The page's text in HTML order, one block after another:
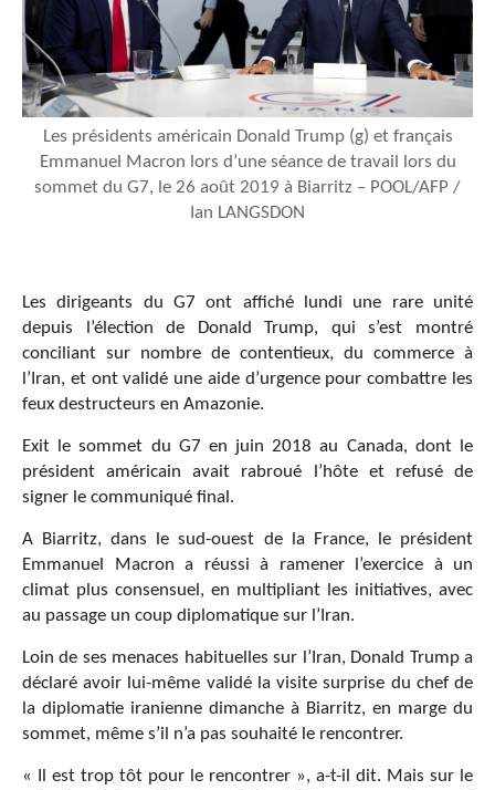
Les présidents américain Donald Trump (g) et français
Emmanuel Macron lors d’une séance de travail lors du
sommet du G7, le 26 août 2019 à Biarritz – POOL/AFP /
Ian LANGSDON
Les dirigeants du G7 ont affiché lundi une rare unité
depuis l’élection de Donald Trump, qui s’est montré
conciliant sur nombre de contentieux, du commerce à
l’Iran, et ont validé une aide d’urgence pour combattre les
feux destructeurs en Amazonie.
Exit le sommet du G7 en juin 2018 au Canada, dont le
président américain avait rabroué l’hôte et refusé de
signer le communiqué final.
A Biarritz, dans le sud-ouest de la France, le président
Emmanuel Macron a réussi à ramener l’exercice à un
climat plus consensuel, en multipliant les initiatives, avec
au passage un coup diplomatique sur l’Iran.
Loin de ses menaces habituelles sur l’Iran, Donald Trump a
déclaré avoir lui-même validé la visite surprise du chef de
la diplomatie iranienne dimanche à Biarritz, en marge du
sommet, même s’il n’a pas souhaité le rencontrer.
« Il est trop tôt pour le rencontrer », a-t-il dit. Mais sur le